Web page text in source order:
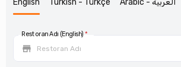
English Turkish - Türkçe Arabic - العربية
Restoran Adı (English) *